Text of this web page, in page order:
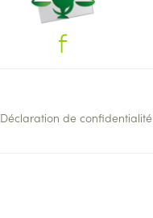
Déclaration de confidentialité